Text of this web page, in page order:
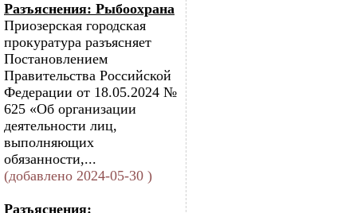
Разъяснения: Рыбоохрана
Приозерская городская
прокуратура разъясняет
Постановлением
Правительства Российской
Федерации от 18.05.2024 №
625 «Об организации
деятельности лиц,
выполняющих
обязанности,...
(добавлено 2024-05-30 )
Разъяснения: